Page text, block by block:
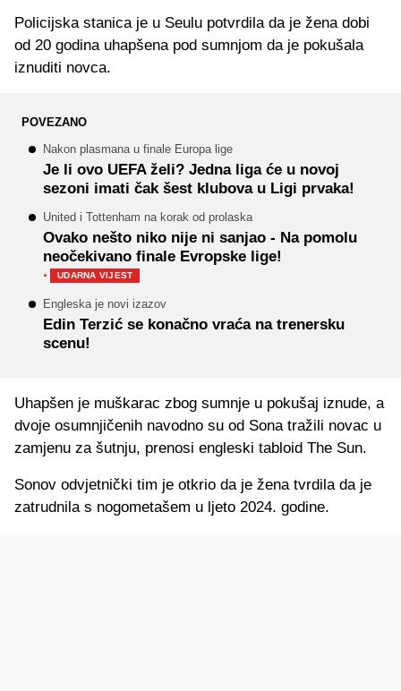
Policijska stanica je u Seulu potvrdila da je žena dobi
od 20 godina uhapšena pod sumnjom da je pokušala
iznuditi novca.
POVEZANO
Nakon plasmana u finale Europa lige
Je li ovo UEFA želi? Jedna liga će u novoj
sezoni imati čak šest klubova u Ligi prvaka!
United i Tottenham na korak od prolaska
Ovako nešto niko nije ni sanjao - Na pomolu
neočekivano finale Evropske lige!
· UDARNA VIJEST
Engleska je novi izazov
Edin Terzić se konačno vraća na trenersku
scenu!
Uhapšen je muškarac zbog sumnje u pokušaj iznude, a
dvoje osumnjičenih navodno su od Sona tražili novac u
zamjenu za šutnju, prenosi engleski tabloid The Sun.
Sonov odvjetnički tim je otkrio da je žena tvrdila da je
zatrudnila s nogometašem u ljeto 2024. godine.